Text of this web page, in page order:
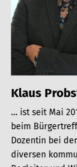
Klaus
… ist seit Mai
beim
Dozentin bei
diversen